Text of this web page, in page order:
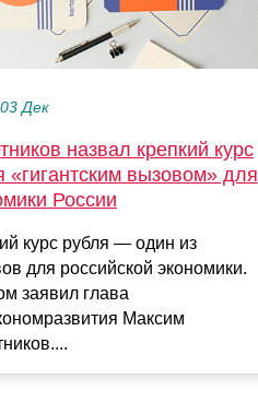
Дек
назвал крепкий курс
«гигантским вызовом» для
России
курс рубля — один из
для российской экономики.
заявил глава
Максим